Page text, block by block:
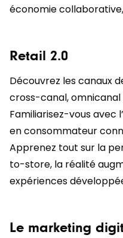
économie
Retail 2.0
Découvrez les canaux
cross-canal, omnicanal
Familiarisez-vous avec
en consommateur
Apprenez tout sur la
to-store, la réalité
expériences
Le marketing